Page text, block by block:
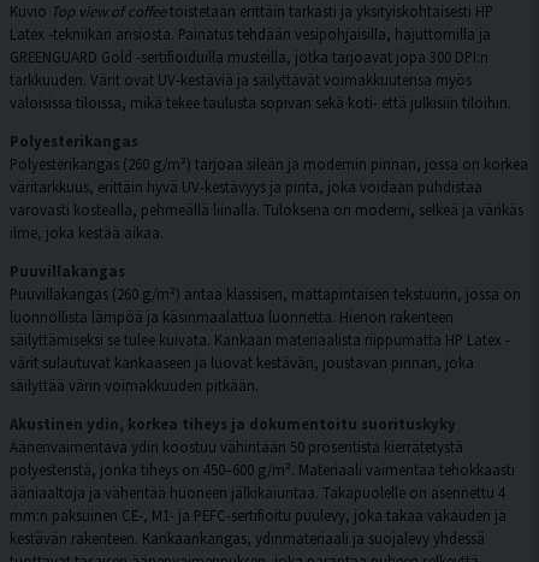
Kuvio Top view of coffeetoistetaan erittäin tarkasti ja yksityiskohtaisesti HP
Latex -tekniikan ansiosta. Painatus tehdään vesipohjaisilla, hajuttomilla ja
GREENGUARD Gold -sertifioiduilla musteilla, jotka tarjoavat jopa 300 DPI:n
tarkkuuden. Värit ovat UV-kestäviä ja säilyttävät voimakkuutensa myös
valoisissa tiloissa, mikä tekee taulusta sopivan sekä koti- että julkisiin tiloihin.
Polyesterikangas
Polyesterikangas (260 g/m²) tarjoaa sileän ja modernin pinnan, jossa on korkea
väritarkkuus, erittäin hyvä UV-kestävyys ja pinta, joka voidaan puhdistaa
varovasti kostealla, pehmeällä liinalla. Tuloksena on moderni, selkeä ja värikäs
ilme, joka kestää aikaa.
Puuvillakangas
Puuvillakangas (260 g/m²) antaa klassisen, mattapintaisen tekstuurin, jossa on
luonnollista lämpöä ja käsinmaalattua luonnetta. Hienon rakenteen
säilyttämiseksi se tulee kuivata. Kankaan materiaalista riippumatta HP Latex -
värit sulautuvat kankaaseen ja luovat kestävän, joustavan pinnan, joka
säilyttää värin voimakkuuden pitkään.
Akustinen ydin, korkea tiheys ja dokumentoitu suorituskyky
Äänenvaimentava ydin koostuu vähintään 50 prosentista kierrätetystä
polyesteristä, jonka tiheys on 450–600 g/m². Materiaali vaimentaa tehokkaasti
ääniaaltoja ja vähentää huoneen jälkikaiuntaa. Takapuolelle on asennettu 4
mm:n paksuinen CE-, M1- ja PEFC-sertifioitu puulevy, joka takaa vakauden ja
kestävän rakenteen. Kankaankangas, ydinmateriaali ja suojalevy yhdessä